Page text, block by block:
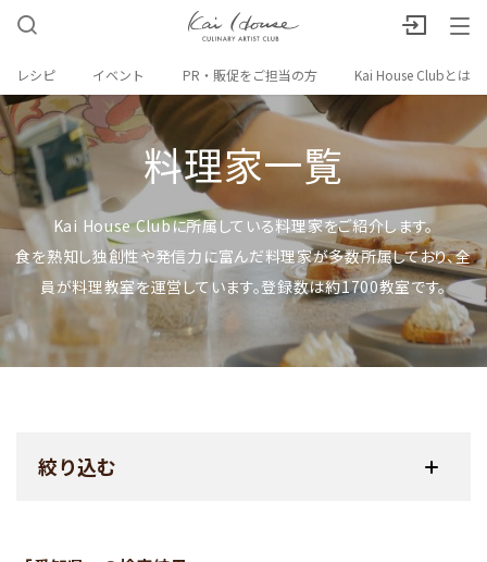
レシピ イベント PR・販促をご担当の方 Kai House Clubとは
料理家一覧
Kai House Clubに所属している料理家をご紹介します。
食を熟知し独創性や発信力に富んだ料理家が多数所属しており、全
員が料理教室を運営しています。登録数は約1700教室です。
絞り込む